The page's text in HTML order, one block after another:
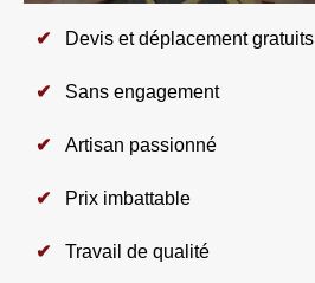
Devis et déplacement gratuits
Sans engagement
Artisan passionné
Prix imbattable
Travail de qualité